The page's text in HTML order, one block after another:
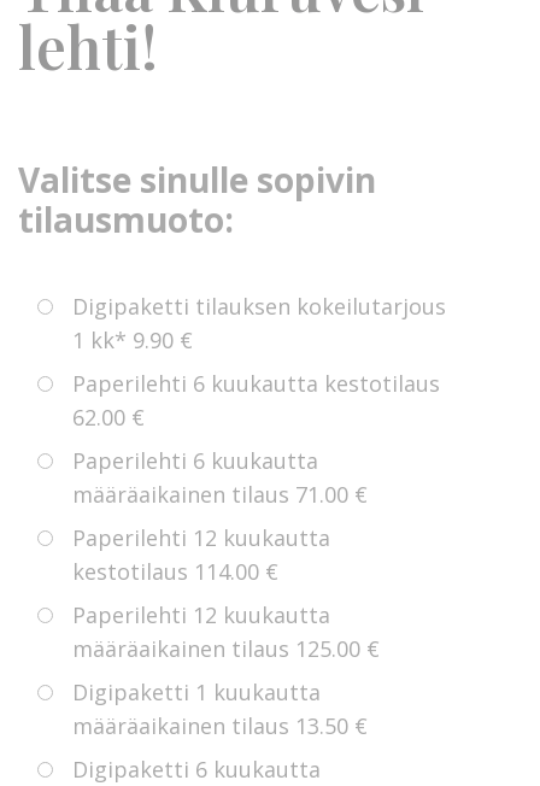
lehti!
Valitse sinulle sopivin
tilausmuoto:
Digipaketti tilauksen kokeilutarjous
1 kk* 9.90 €
Paperilehti 6 kuukautta kestotilaus
62.00 €
Paperilehti 6 kuukautta
määräaikainen tilaus 71.00 €
Paperilehti 12 kuukautta
kestotilaus 114.00 €
Paperilehti 12 kuukautta
määräaikainen tilaus 125.00 €
Digipaketti 1 kuukautta
määräaikainen tilaus 13.50 €
Digipaketti 6 kuukautta